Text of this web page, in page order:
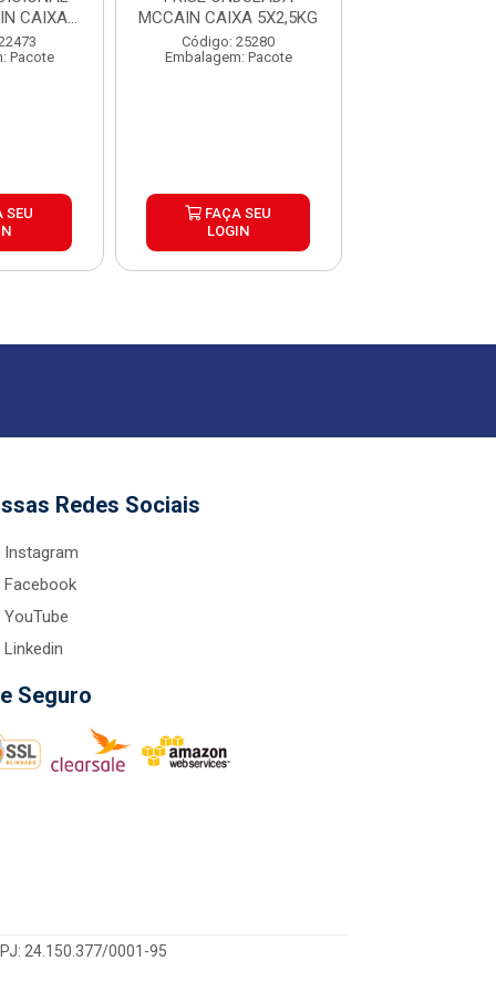
CAIXA
Pacote
SEU
MCCAIN CAIXA 5X2,5KG
Código: 25280
Embalagem: Pacote
FAÇA SEU
LOGIN
Redes Sociais
Instagram
Facebook
YouTube
Linkedin
Seguro
24.150.377/0001-95